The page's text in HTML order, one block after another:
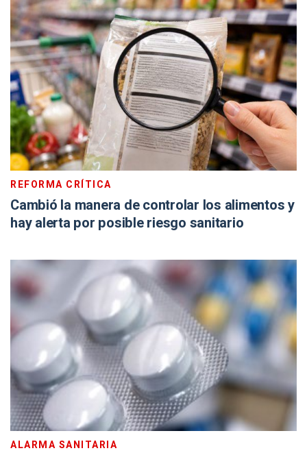
REFORMA CRÍTICA
Cambió la manera de controlar los alimentos y
hay alerta por posible riesgo sanitario
ALARMA SANITARIA